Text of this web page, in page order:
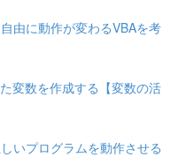
由に動作が変わるVBAを考
変数を作成する【変数の活
いプログラムを動作させる